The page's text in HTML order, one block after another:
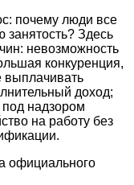
почему люди все
Здесь
невозможность
конкуренция,
выплачивать
доход;
надзором
на работу без
официального